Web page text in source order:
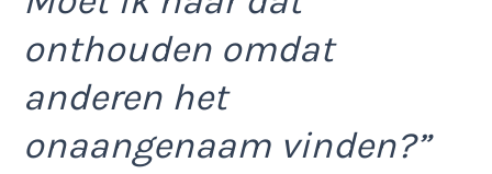
onthouden omdat
anderen het
onaangenaam vinden?”